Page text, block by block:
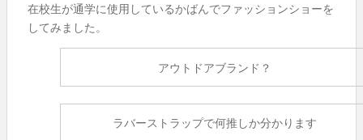
在校生が通学に使用しているかばんでファッションショーを
してみました。
アウトドアブランド？
ラバーストラップで何推しか分かります